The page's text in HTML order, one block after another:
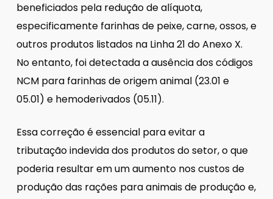
beneficiados pela redução de alíquota,
especificamente farinhas de peixe, carne, ossos, e
outros produtos listados na Linha 21 do Anexo X.
No entanto, foi detectada a ausência dos códigos
NCM para farinhas de origem animal (23.01 e
05.01) e hemoderivados (05.11).
Essa correção é essencial para evitar a
tributação indevida dos produtos do setor, o que
poderia resultar em um aumento nos custos de
produção das rações para animais de produção e,